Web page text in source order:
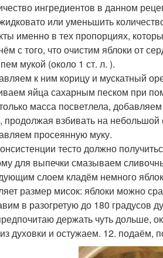
ингредиентов в данном
или уменьшить
именно в тех пропорциях,
с того, что очистим яблоки от
мукой (около 1 ст. л. ).
к ним корицу и мускатный
яйца сахарным песком при
масса посветлела,
продолжая взбивать на небольшой
просеянную муку.
тесто должно
для выпечки смазываем
слоем кладём немного
размер мисок: яблоки можно
в разогретую до 180 градусов
держать чуть дольше,
духовки и остужаем. 12. подаём,